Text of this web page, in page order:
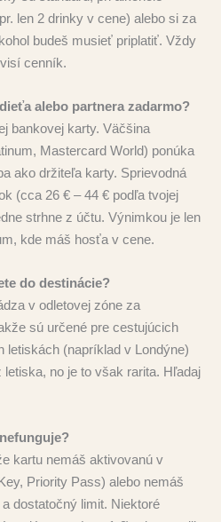
len 2 drinky v cene) alebo si za
budeš musieť priplatiť. Vždy
cenník.
alebo partnera zadarmo?
bankovej karty. Väčšina
Mastercard World) ponúka
ako držiteľa karty. Sprievodná
(cca 26 € – 44 € podľa tvojej
strhne z účtu. Výnimkou je len
kde máš hosťa v cene.
do destinácie?
v odletovej zóne za
sú určené pre cestujúcich
letiskách (napríklad v Londýne)
no je to však rarita. Hľadaj
kartu nemáš aktivovanú v
Priority Pass) alebo nemáš
dostatočný limit. Niektoré